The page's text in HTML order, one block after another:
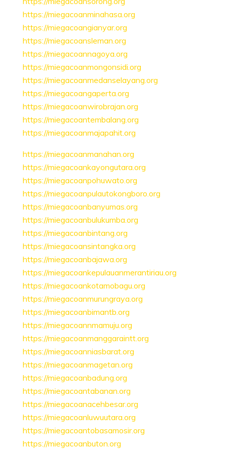
https://miegacoanminahasa.org
https://miegacoangianyar.org
https://miegacoansleman.org
https://miegacoannagoya.org
https://miegacoanmongonsidi.org
https://miegacoanmedanselayang.org
https://miegacoangaperta.org
https://miegacoanwirobrajan.org
https://miegacoantembalang.org
https://miegacoanmajapahit.org
https://miegacoanmanahan.org
https://miegacoankayongutara.org
https://miegacoanpohuwato.org
https://miegacoanpulautokongboro.org
https://miegacoanbanyumas.org
https://miegacoanbulukumba.org
https://miegacoanbintang.org
https://miegacoansintangka.org
https://miegacoanbajawa.org
https://miegacoankepulauanmerantiriau.org
https://miegacoankotamobagu.org
https://miegacoanmurungraya.org
https://miegacoanbimantb.org
https://miegacoannmamuju.org
https://miegacoanmanggaraintt.org
https://miegacoanniasbarat.org
https://miegacoanmagetan.org
https://miegacoanbadung.org
https://miegacoantabanan.org
https://miegacoanacehbesar.org
https://miegacoanluwuutara.org
https://miegacoantobasamosir.org
https://miegacoanbuton.org